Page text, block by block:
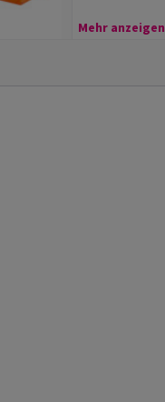
Mehr anzeigen